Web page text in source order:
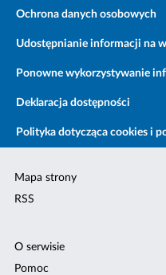
Ochrona danych osobowych
Udostępnianie informacji na
Ponowne wykorzystywanie
Deklaracja dostępności
Polityka dotycząca cookies i
Mapa strony
RSS
O serwisie
Pomoc